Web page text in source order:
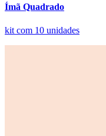
Ímã Quadrado
kit com 10 unidades